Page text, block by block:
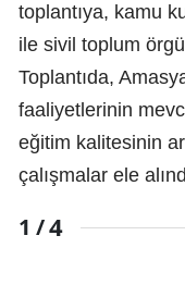
toplantıya, kamu
ile sivil toplum
Toplantıda,
faaliyetlerinin
eğitim kalitesinin
çalışmalar ele
1 /4